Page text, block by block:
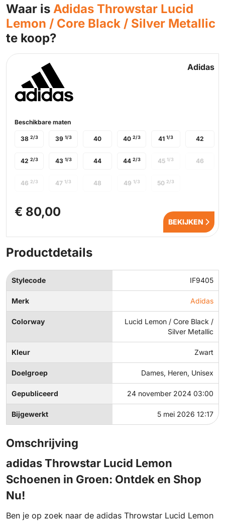
Waar is Adidas Throwstar Lucid
Lemon / Core Black / Silver Metallic
te koop?
Adidas
Beschikbare maten
38 2/3 39 1/3 40 40 2/3 41 1/3 42
42 2/3 43 1/3 44 44 2/3 45 1/3 46
46 2/3 47 1/3 48 49 1/3 50 2/3
€ 80,00
BEKIJKEN
Productdetails
Stylecode IF9405
Merk Adidas
Colorway
Lucid Lemon / Core Black /
Silver Metallic
Kleur Zwart
Doelgroep Dames, Heren, Unisex
Gepubliceerd 24 november 2024 03:00
Bijgewerkt 5 mei 2026 12:17
Omschrijving
adidas Throwstar Lucid Lemon
Schoenen in Groen: Ontdek en Shop
Nu!
Ben je op zoek naar de adidas Throwstar Lucid Lemon